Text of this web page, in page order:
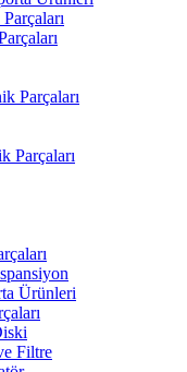
Parçaları
Parçaları
Ürünleri
Filtre